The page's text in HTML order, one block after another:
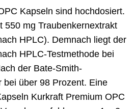
Kapseln sind hochdosiert.
550 mg Traubenkernextrakt
HPLC). Demnach liegt der
HPLC-Testmethode bei
der Bate-Smith-
bei über 98 Prozent. Eine
Kurkraft Premium OPC